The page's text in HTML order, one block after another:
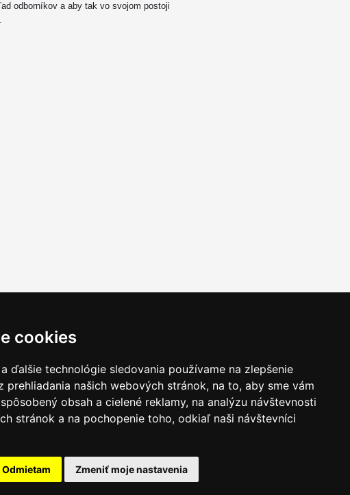
cookies
ďalšie technológie sledovania používame na zlepšenie
prehliadania našich webových stránok, na to, aby sme vám
obsah a cielené reklamy, na analýzu návštevnosti
stránok a na pochopenie toho, odkiaľ naši návštevníci
Odmietam Zmeniť moje nastavenia
odborníkov a aby tak vo svojom postoji
Kontakt Ochrana osobných udajov